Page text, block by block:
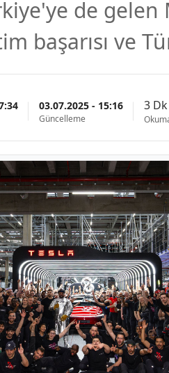
de gelen
başarısı ve
03.07.2025 - 15:16
Güncelleme
3 Dk